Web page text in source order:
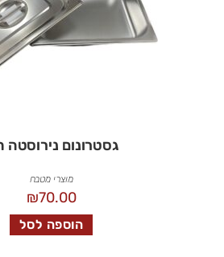
גסטרונום נירוסטה
מוצרי מטבח
₪70.00
הוספה לסל